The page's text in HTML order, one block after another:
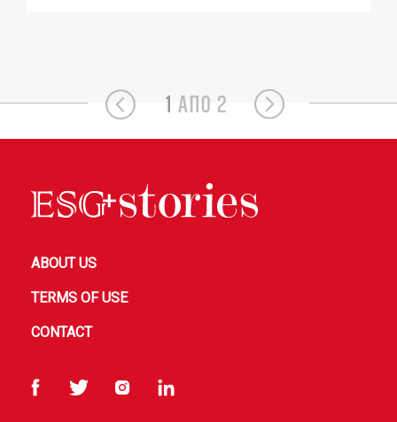
1 ΑΠΟ 2
ABOUT US
TERMS OF USE
CONTACT